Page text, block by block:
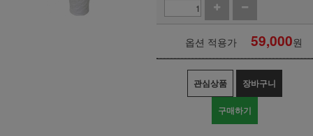
옵션 적용가 59,000원
관심상품 장바구니
구매하기